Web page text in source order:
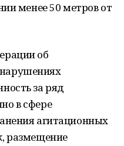
менее 50 метров от
об
за ряд
в сфере
агитационных
размещение